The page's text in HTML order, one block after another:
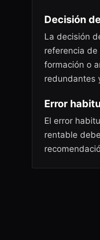
Decisión
La decisión
referencia
formación o
redundantes
Error
El error
rentable